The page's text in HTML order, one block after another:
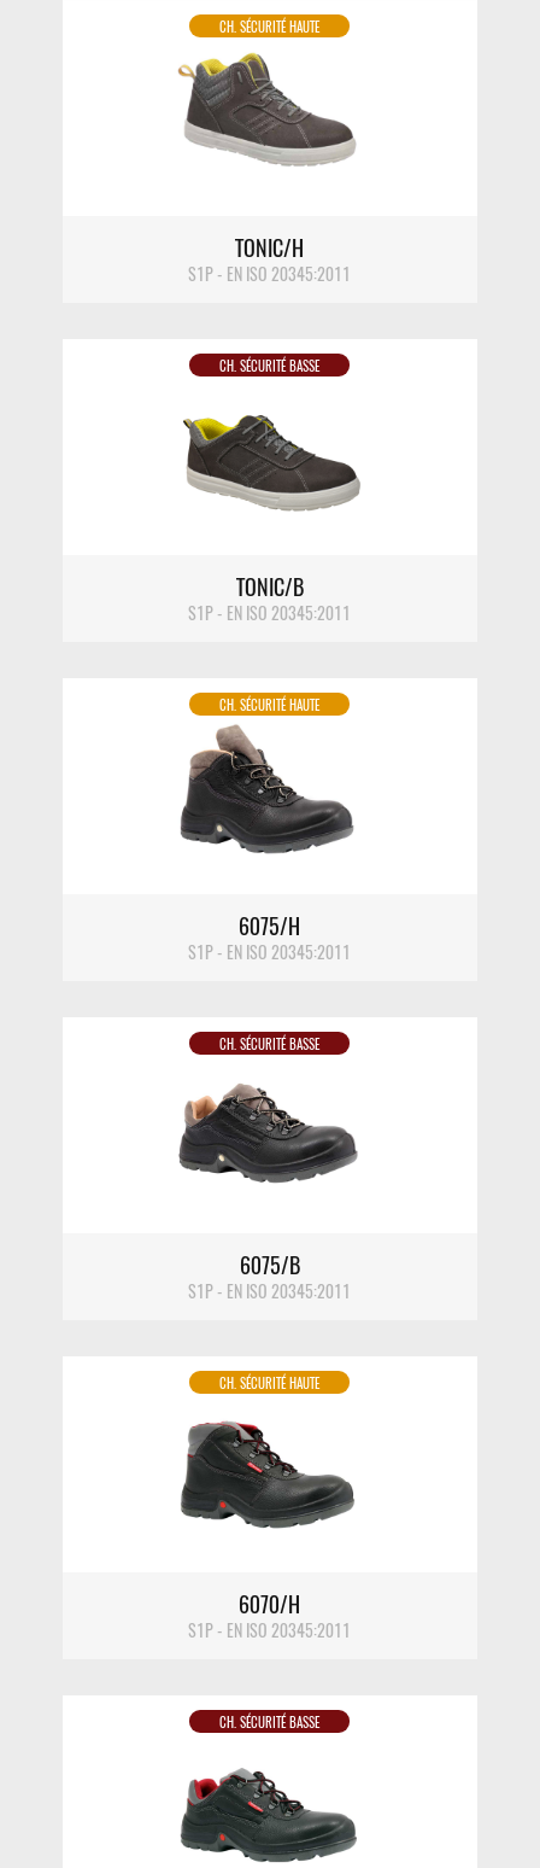
DÉTAIL
CH. SÉCURITÉ HAUTE
TONIC/H
S1P - EN ISO 20345:2011
DÉTAIL
CH. SÉCURITÉ BASSE
TONIC/B
S1P - EN ISO 20345:2011
DÉTAIL
CH. SÉCURITÉ HAUTE
6075/H
S1P - EN ISO 20345:2011
DÉTAIL
CH. SÉCURITÉ BASSE
6075/B
S1P - EN ISO 20345:2011
DÉTAIL
CH. SÉCURITÉ HAUTE
6070/H
S1P - EN ISO 20345:2011
DÉTAIL
CH. SÉCURITÉ BASSE